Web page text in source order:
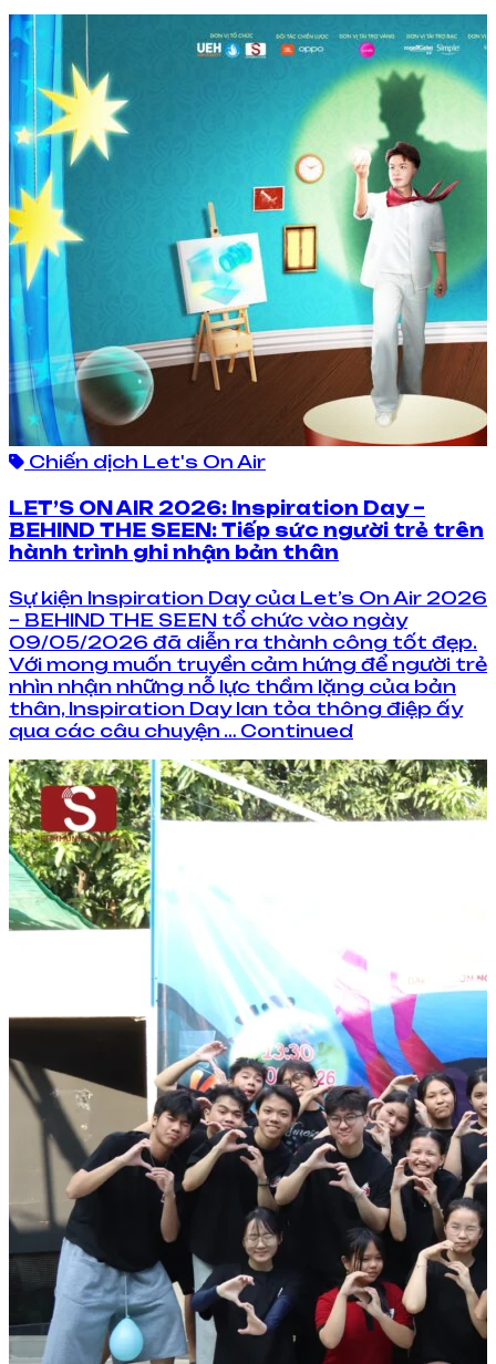
Chiến dịch Let's On Air
LET’S ON AIR 2026: Inspiration Day –
BEHIND THE SEEN: Tiếp sức người trẻ trên
hành trình ghi nhận bản thân
Sự kiện Inspiration Day của Let’s On Air 2026
– BEHIND THE SEEN tổ chức vào ngày
09/05/2026 đã diễn ra thành công tốt đẹp.
Với mong muốn truyền cảm hứng để người trẻ
nhìn nhận những nỗ lực thầm lặng của bản
thân, Inspiration Day lan tỏa thông điệp ấy
qua các câu chuyện … Continued